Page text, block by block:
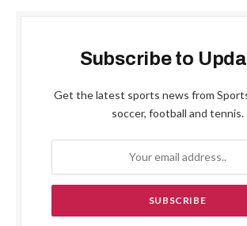
Subscribe to
Get the latest sports news from
soccer, football and tennis.